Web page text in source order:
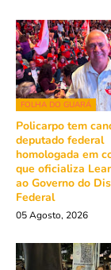
FOLHA DO GUARÁ
Policarpo tem
deputado federal
homologada em
que oficializa
ao Governo do
Federal
05 Agosto, 2026